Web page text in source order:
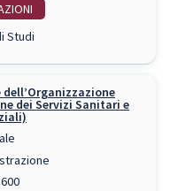
Studi
dei Servizi Sanitari e